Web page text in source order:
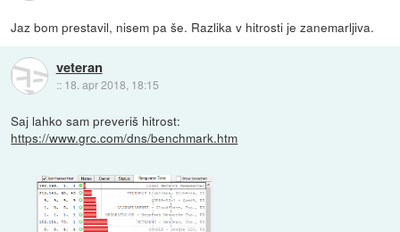
Jaz bom prestavil, nisem pa še. Razlika v hitrosti je zanemarljiva.
veteran
:: 18. apr 2018, 18:15
Saj lahko sam preveriš hitrost:
https://www.grc.com/dns/benchmark.htm